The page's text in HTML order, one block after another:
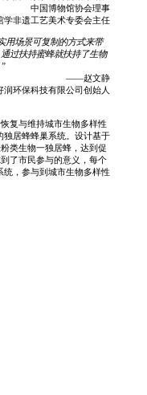
中国博物馆协会理事
学非遗工艺美术专委会主任
用场景可复制的方式来带
过扶持蜜蜂就扶持了生物
——赵文静
润环保科技有限公司创始人
复与维持城市生物多样性
居蜂蜂巢系统。设计基于
类生物一独居蜂，达到促
了市民参与的意义，每个
统，参与到城市生物多样性